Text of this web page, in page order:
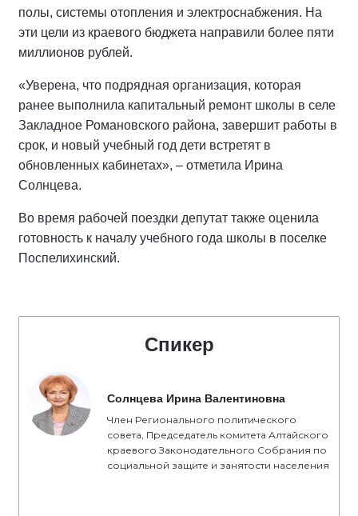
полы, системы отопления и электроснабжения. На
эти цели из краевого бюджета направили более пяти
миллионов рублей.
«Уверена, что подрядная организация, которая
ранее выполнила капитальный ремонт школы в селе
Закладное Романовского района, завершит работы в
срок, и новый учебный год дети встретят в
обновленных кабинетах», – отметила Ирина
Солнцева.
Во время рабочей поездки депутат также оценила
готовность к началу учебного года школы в поселке
Поспелихинский.
Спикер
Солнцева Ирина Валентиновна
Член Регионального политического
совета, Председатель комитета Алтайского
краевого Законодательного Собрания по
социальной защите и занятости населения